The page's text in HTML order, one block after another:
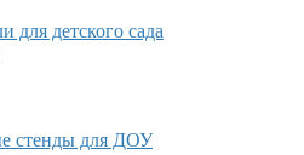
для детского сада
стенды для ДОУ